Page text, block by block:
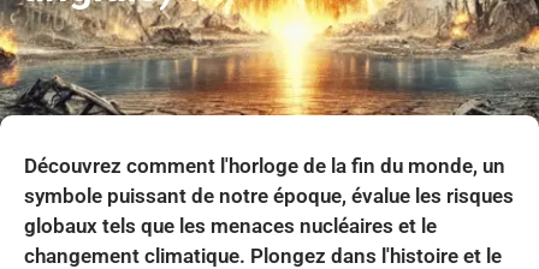
Découvrez comment l'horloge de la fin du monde, un
symbole puissant de notre époque, évalue les risques
globaux tels que les menaces nucléaires et le
changement climatique. Plongez dans l'histoire et le